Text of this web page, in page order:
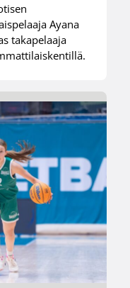
Ayana
takapelaaja